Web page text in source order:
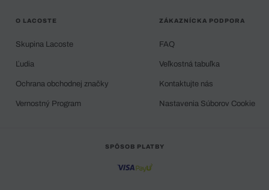
O LACOSTE
Skupina Lacoste
Ľudia
Ochrana obchodnej značky
Vernostný Program
ZÁKAZNÍCKA PODPORA
FAQ
Veľkostná tabuľka
Kontaktujte nás
Nastavenia Súborov Cookie
SPÔSOB PLATBY